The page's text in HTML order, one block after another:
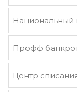
Национальный
Профф
Центр